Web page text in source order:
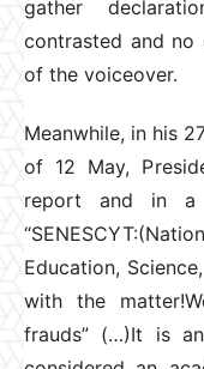
gather
contrasted and
of the voiceover.
Meanwhile, in his
of 12 May,
report and in a
Education,
with the
frauds” (…)It is